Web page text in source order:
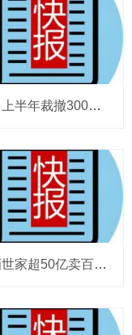
喜力上半年裁撤3000岗位，太古可口可乐总裁说饮料品类增长态势良好，华润饮料下半年要打三场关键战役，帝亚吉欧新帅努力应对白酒市场影响
啤酒世家超50亿卖百威集团股份，宗庆后之子任新公司董事长，FIVE GUYS明年重点加密北京，三只松鼠华南总部入驻佛山，达能完成阿根廷合资